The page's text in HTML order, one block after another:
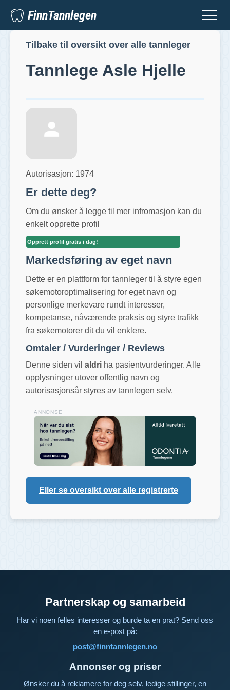
FinnTannlegen
Tilbake til oversikt over alle tannleger
Tannlege Asle Hjelle
Autorisasjon: 1974
Er dette deg?
Om du ønsker å legge til mer infromasjon kan du
enkelt opprette profil
Opprett profil gratis i dag!
Markedsføring av eget navn
Dette er en plattform for tannleger til å styre egen
søkemotoroptimalisering for eget navn og
personlige merkevare rundt interesser,
kompetanse, nåværende praksis og styre trafikk
fra søkemotorer dit du vil enklere.
Omtaler / Vurderinger / Reviews
Denne siden vil aldri ha pasientvurderinger. Alle
opplysninger utover offentlig navn og
autorisasjonsår styres av tannlegen selv.
ANNONSE
Eller se oversikt over alle registrerte
Partnerskap og samarbeid
Har vi noen felles interesser og burde ta en prat? Send oss
en e-post på:
post@finntannlegen.no
Annonser og priser
Ønsker du å reklamere for deg selv, ledige stillinger, en